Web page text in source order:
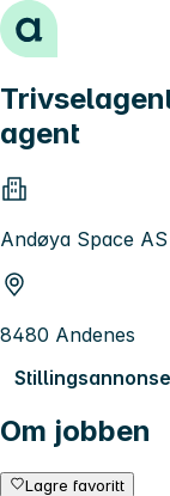
Hopp til innhold
agent
Andøya Space AS
8480 Andenes
Om jobben
Lagre favoritt